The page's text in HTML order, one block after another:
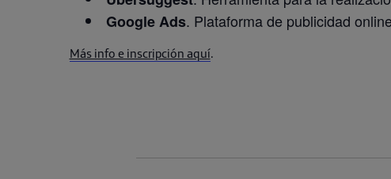
Google Ads. Plataforma de publicidad
Más info e inscripción aquí.